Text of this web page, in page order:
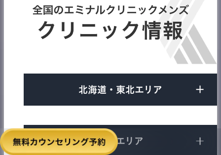
さい）
づけるよう努めてまいります。
北海道・東北エリア
札幌院
大通駅徒歩1分
東京エリア